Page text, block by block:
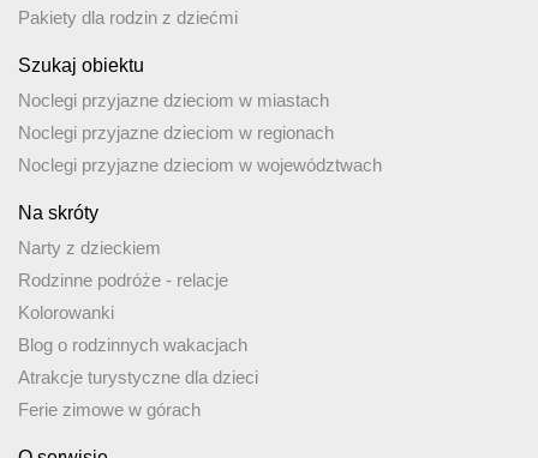
Pakiety dla rodzin z dziećmi
Szukaj obiektu
Noclegi przyjazne dzieciom w miastach
Noclegi przyjazne dzieciom w regionach
Noclegi przyjazne dzieciom w województwach
Na skróty
Narty z dzieckiem
Rodzinne podróże - relacje
Kolorowanki
Blog o rodzinnych wakacjach
Atrakcje turystyczne dla dzieci
Ferie zimowe w górach